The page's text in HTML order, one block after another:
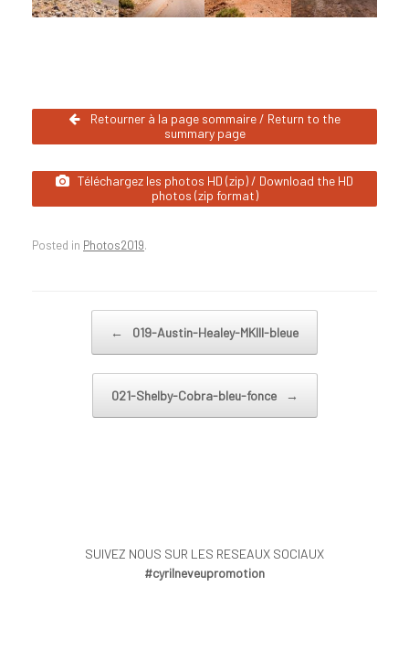
Retourner à la page sommaire / Return to the
summary page
Téléchargez les photos HD (zip) / Download the HD
photos (zip format)
Posted in Photos2019.
← 019-Austin-Healey-MKIII-bleue
021-Shelby-Cobra-bleu-fonce →
SUIVEZ NOUS SUR LES RESEAUX SOCIAUX
#cyrilneveupromotion